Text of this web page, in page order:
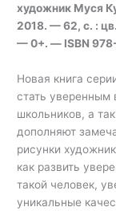
художник Муся
2018. — 62, с. :
— 0+. — ISBN
Новая книга
стать уверенным
школьников, а
дополняют
рисунки
как развить
такой человек,
уникальные